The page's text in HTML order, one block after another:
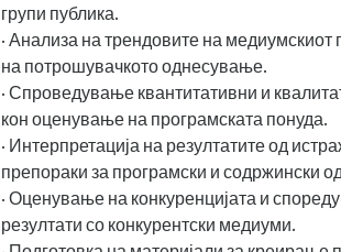
групи публика.
· Анализа на трендовите на медиумскиот
на потрошувачкото однесување.
· Спроведување квантитативни и
кон оценување на програмската понуда.
· Интерпретација на резултатите од
препораки за програмски и содржински
· Оценување на конкуренцијата и
резултати со конкурентски медиуми.